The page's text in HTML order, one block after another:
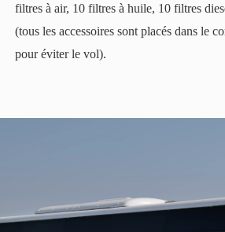
filtres à air, 10 filtres à huile, 10 filtres
(tous les accessoires sont placés dans le
pour éviter le vol).